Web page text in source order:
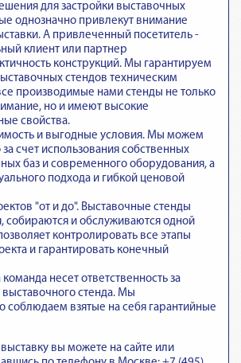
для застройки выставочных
однозначно привлекут внимание
А привлеченный посетитель -
клиент или партнер
конструкций. Мы гарантируем
стендов техническим
производимые нами стенды не только
но и имеют высокие
свойства.
и выгодные условия. Мы можем
за счет использования собственных
баз и современного оборудования, а
подхода и гибкой ценовой
"от и до". Выставочные стенды
собираются и обслуживаются одной
контролировать все этапы
и гарантировать конечный
несет ответственность за
стенда. Мы
соблюдаем взятые на себя гарантийные
выставку вы можете на сайте или